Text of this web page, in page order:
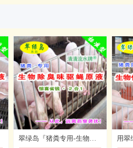
翠绿岛『猪粪专用-生物除臭味驱蝇原液』★2合1除臭味驱蝇产品!